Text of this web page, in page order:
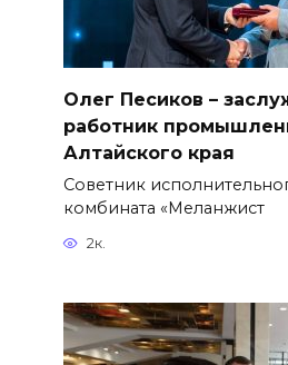
Олег Песиков –
работник
Алтайского края
Советник
комбината «Меланжист
2к.